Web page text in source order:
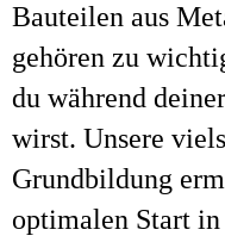
Bauteilen aus
gehören zu
du während
wirst. Unsere
Grundbildung
optimalen Start